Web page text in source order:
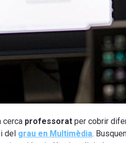
cerca professorat per cobrir
i del grau en Multimèdia.